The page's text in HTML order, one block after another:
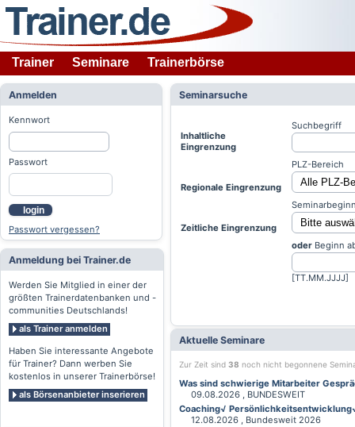
Trainer Seminare Trainerbörse
Anmelden
Kennwort
Passwort
login
Passwort vergessen?
Anmeldung bei Trainer.de
Werden Sie Mitglied in einer der
größten Trainerdatenbanken und -
communities Deutschlands!
als Trainer anmelden
Haben Sie interessante Angebote
für Trainer? Dann werben Sie
kostenlos in unserer Trainerbörse!
als Börsenanbieter inserieren
Seminarsuche
Inhaltliche
Eingrenzung
Suchbegriff
Regionale Eingrenzung
PLZ-Bereich
Zeitliche Eingrenzung
oder Beginn
[TT.MM.JJJJ]
Aktuelle Seminare
Zur Zeit sind 38 noch nicht begonnene
Was sind schwierige Mitarbeiter
09.08.2026 , BUNDESWEIT
Coaching√
12.08.2026 , Bundesweit 2026